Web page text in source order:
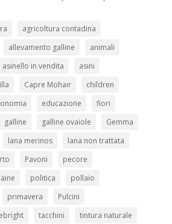
agricoltura contadina
allevamento galline
animali
asinello in vendita
asini
Capre Mohair
children
educazione
fiori
galline galline ovaiole
Gemma
lana merinos
lana non trattata
Pavoni
pecore
politica
pollaio
primavera
Pulcini
tacchini
tintura naturale